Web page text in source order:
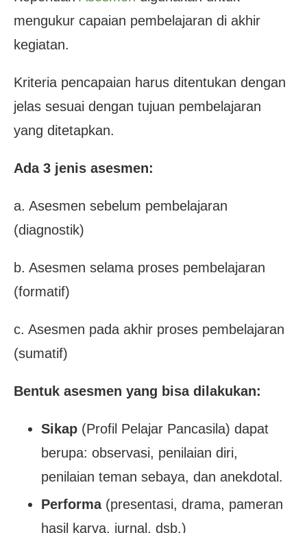
mengukur capaian pembelajaran di akhir
kegiatan.
Kriteria pencapaian harus ditentukan dengan
jelas sesuai dengan tujuan pembelajaran
yang ditetapkan.
Ada 3 jenis asesmen:
a. Asesmen sebelum pembelajaran
(diagnostik)
b. Asesmen selama proses pembelajaran
(formatif)
c. Asesmen pada akhir proses pembelajaran
(sumatif)
Bentuk asesmen yang bisa dilakukan:
Sikap (Profil Pelajar Pancasila) dapat
berupa: observasi, penilaian diri,
penilaian teman sebaya, dan anekdotal.
Performa(presentasi, drama, pameran
hasil karya, jurnal, dsb.)